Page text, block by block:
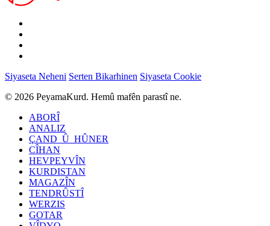
Siyaseta Neheni Serten Bikarhinen Siyaseta Cookie
© 2026 PeyamaKurd. Hemû mafên parastî ne.
ABORÎ
ANALIZ
ÇAND_Û_HÛNER
CÎHAN
HEVPEYVÎN
KURDISTAN
MAGAZÎN
TENDRÛSTÎ
WERZIS
GOTAR